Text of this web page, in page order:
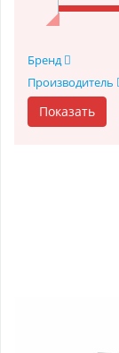
Бренд
Производитель